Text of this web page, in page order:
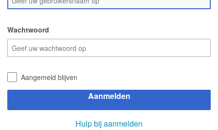
Locaties
Kaarten
Overig
Verenigingsinfo
Wachtwoord
Aangemeld blijven
Aanmelden
Hulp bij aanmelden